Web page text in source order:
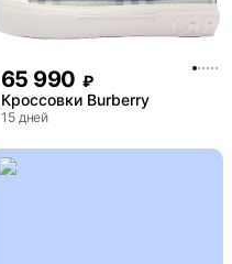
65 990 ₽
Кроссовки Burberry
15 дней